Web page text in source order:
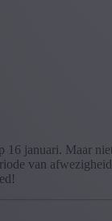
16 januari. Maar
van